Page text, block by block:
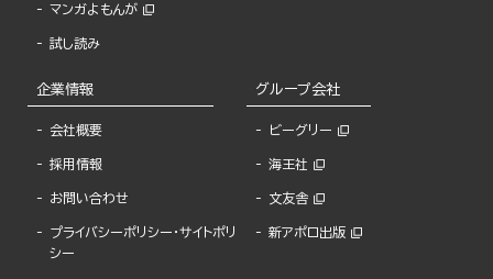
マンガよもんが
試し読み
企業情報
会社概要
採用情報
お問い合わせ
プライバシーポリシー・サイトポリ
シー
グループ会社
ビーグリー
海王社
文友舎
新アポロ出版